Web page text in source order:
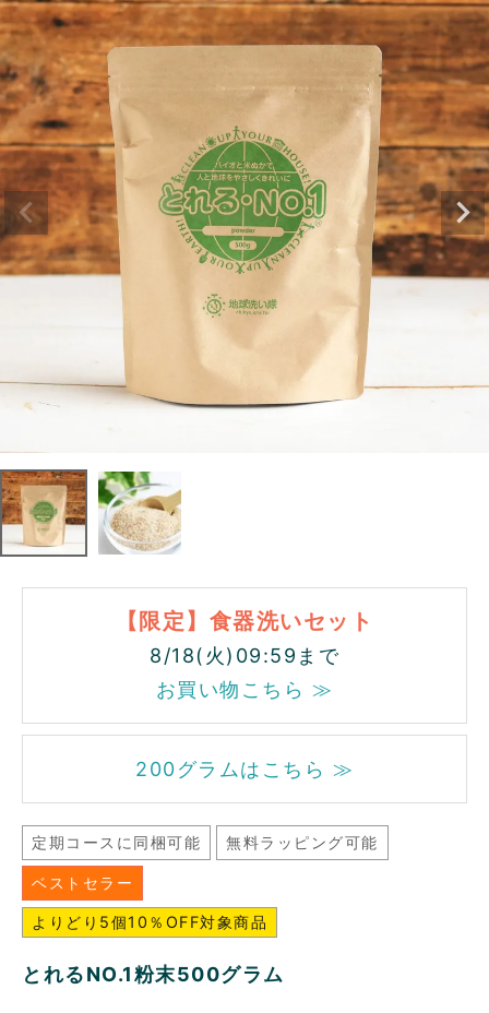
【限定】食器洗いセット
8/18(火)09:59まで
お買い物こちら ≫
200グラムはこちら ≫
定期コースに同梱可能 無料ラッピング可能
ベストセラー
よりどり5個10％OFF対象商品
とれるNO.1粉末500グラム